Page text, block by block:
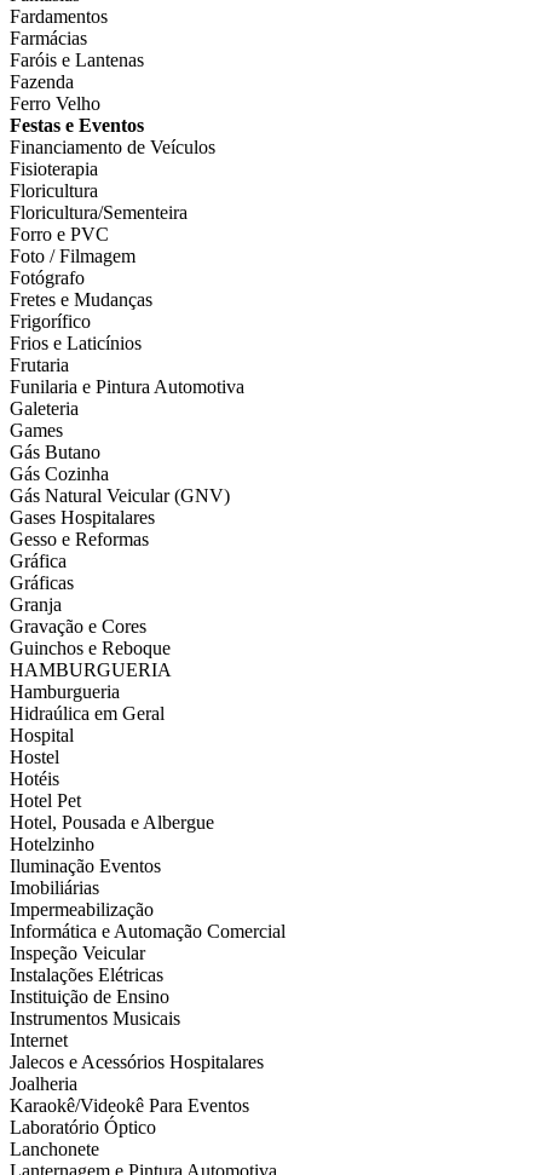
Fardamentos
Farmácias
Faróis e Lantenas
Fazenda
Ferro Velho
Festas e Eventos
Financiamento de Veículos
Fisioterapia
Floricultura
Floricultura/Sementeira
Forro e PVC
Foto / Filmagem
Fotógrafo
Fretes e Mudanças
Frigorífico
Frios e Laticínios
Frutaria
Funilaria e Pintura Automotiva
Galeteria
Games
Gás Butano
Gás Cozinha
Gás Natural Veicular (GNV)
Gases Hospitalares
Gesso e Reformas
Gráfica
Gráficas
Granja
Gravação e Cores
Guinchos e Reboque
HAMBURGUERIA
Hamburgueria
Hidraúlica em Geral
Hospital
Hostel
Hotéis
Hotel Pet
Hotel, Pousada e Albergue
Hotelzinho
Iluminação Eventos
Imobiliárias
Impermeabilização
Informática e Automação Comercial
Inspeção Veicular
Instalações Elétricas
Instituição de Ensino
Instrumentos Musicais
Internet
Jalecos e Acessórios Hospitalares
Joalheria
Karaokê/Videokê Para Eventos
Laboratório Óptico
Lanchonete